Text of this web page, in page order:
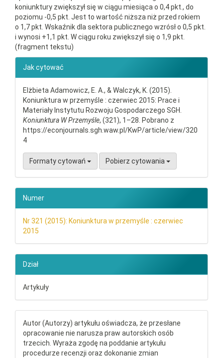
koniunktury zwiększył się w ciągu miesiąca o 0,4 pkt., do
poziomu -0,5 pkt. Jest to wartość niższa niż przed rokiem
o 1,7 pkt. Wskaźnik dla sektora publicznego wzrósł o 0,5 pkt.
i wynosi +1,1 pkt. W ciągu roku zwiększył się o 1,9 pkt.
(fragment tekstu)
Jak cytować
Elżbieta Adamowicz, E. A., & Walczyk, K. (2015).
Koniunktura w przemyśle : czerwiec 2015: Prace i
Materiały Instytutu Rozwoju Gospodarczego SGH.
Koniunktura W Przemyśle, (321), 1–28. Pobrano z
https://econjournals.sgh.waw.pl/KwP/article/view/320
4
Formaty cytowań Pobierz cytowania
Numer
Nr 321 (2015): Koniunktura w przemyśle : czerwiec
2015
Dział
Artykuły
Autor (Autorzy) artykułu oświadcza, że przesłane
opracowanie nie narusza praw autorskich osób
trzecich. Wyraża zgodę na poddanie artykułu
procedurze recenzji oraz dokonanie zmian